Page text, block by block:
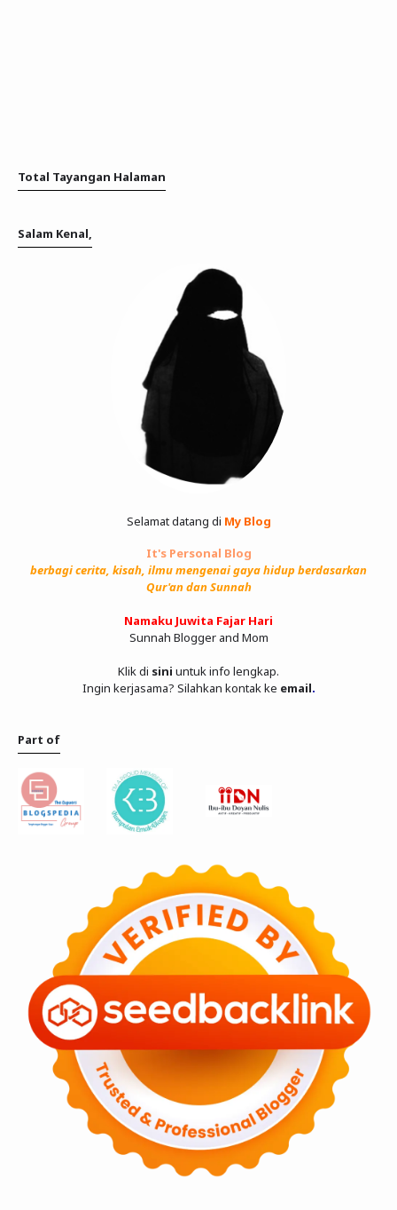
Total Tayangan Halaman
Salam Kenal,
Selamat datang di My Blog
It's Personal Blog
berbagi cerita, kisah, ilmu mengenai gaya hidup berdasarkan
Qur'an dan Sunnah
Namaku Juwita Fajar Hari
Sunnah Blogger and Mom
Klik di sini untuk info lengkap.
Ingin kerjasama? Silahkan kontak ke email.
Part of